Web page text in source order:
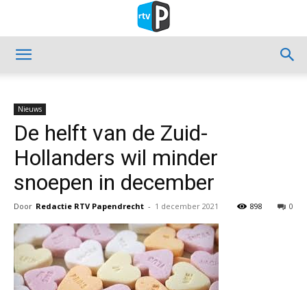
Nieuws
De helft van de Zuid-
Hollanders wil minder
snoepen in december
Door Redactie RTV Papendrecht - 1 december 2021 0
898